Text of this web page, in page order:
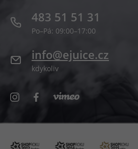
483 51 51 31
Po–Pá: 09:00–17:00
info@ejuice.cz
kdykoliv